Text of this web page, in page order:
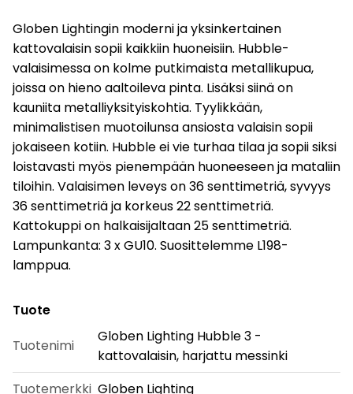
Globen Lightingin moderni ja yksinkertainen
kattovalaisin sopii kaikkiin huoneisiin. Hubble-
valaisimessa on kolme putkimaista metallikupua,
joissa on hieno aaltoileva pinta. Lisäksi siinä on
kauniita metalliyksityiskohtia. Tyylikkään,
minimalistisen muotoilunsa ansiosta valaisin sopii
jokaiseen kotiin. Hubble ei vie turhaa tilaa ja sopii siksi
loistavasti myös pienempään huoneeseen ja mataliin
tiloihin. Valaisimen leveys on 36 senttimetriä, syvyys
36 senttimetriä ja korkeus 22 senttimetriä.
Kattokuppi on halkaisijaltaan 25 senttimetriä.
Lampunkanta: 3 x GU10. Suosittelemme L198-
lamppua.
Tuote
Tuotenimi
Globen Lighting Hubble 3 -
kattovalaisin, harjattu messinki
Tuotemerkki Globen Lighting